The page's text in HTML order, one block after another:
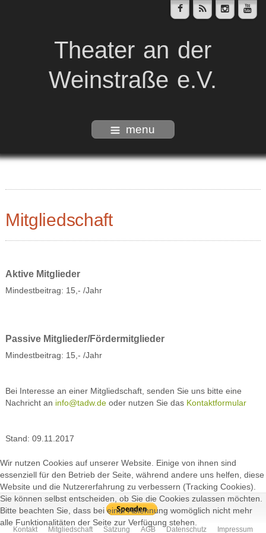
Theater an der
Weinstraße e.V.
menu
Mitgliedschaft
Aktive Mitglieder
Mindestbeitrag: 15,- /Jahr
Passive Mitglieder/Fördermitglieder
Mindestbeitrag: 15,- /Jahr
Bei Interesse an einer Mitgliedschaft, senden Sie uns bitte eine
Nachricht an info@tadw.deoder nutzen Sie das Kontaktformular
Stand: 09.11.2017
Kontakt Mitgliedschaft Satzung AGB Datenschutz Impressum
Wir nutzen Cookies auf unserer Website. Einige von ihnen sind
essenziell für den Betrieb der Seite, während andere uns helfen, diese
Website und die Nutzererfahrung zu verbessern (Tracking Cookies).
Sie können selbst entscheiden, ob Sie die Cookies zulassen möchten.
Bitte beachten Sie, dass bei einer Ablehnung womöglich nicht mehr
alle Funktionalitäten der Seite zur Verfügung stehen.